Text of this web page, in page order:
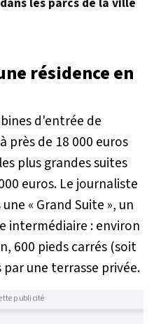
résidence en
d'entrée de
près de 18 000 euros
plus grandes suites
euros. Le journaliste
« Grand Suite », un
intermédiaire : environ
600 pieds carrés (soit
une terrasse privée.
publicité